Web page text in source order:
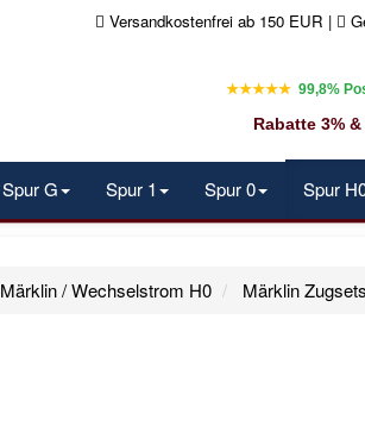
Versandkostenfrei ab 150 EUR |
★★★★★ 99,8%
Rabatte 3% &
Spur G Spur 1 Spur 0 Spur
Märklin / Wechselstrom H0 Märklin Zugsets